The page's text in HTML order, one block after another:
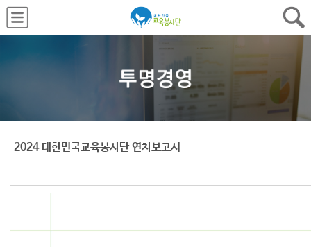
2024 대한민국교육봉사단 연차보고서